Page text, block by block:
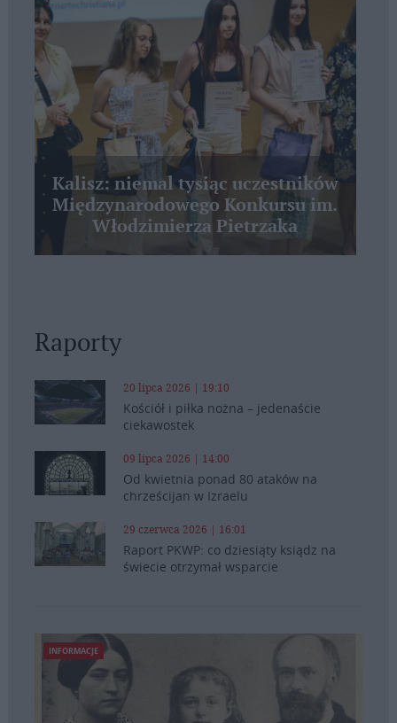
Kalisz: niemal tysiąc uczestników
Międzynarodowego Konkursu im.
Włodzimierza Pietrzaka
Raporty
20 lipca 2026 | 19:10
Kościół i piłka nożna – jedenaście
ciekawostek
09 lipca 2026 | 14:00
Od kwietnia ponad 80 ataków na
chrześcijan w Izraelu
29 czerwca 2026 | 16:01
Raport PKWP: co dziesiąty ksiądz na
świecie otrzymał wsparcie
INFORMACJE